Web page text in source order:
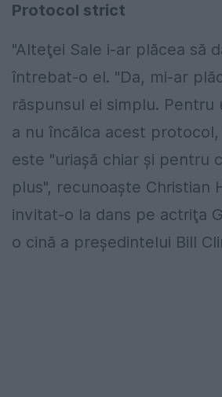
Protocol strict
"Alteţei Sale i-ar plăcea să
întrebat-o el. "Da, mi-ar
răspunsul ei simplu. Pentru
a nu încălca acest
este "uriaşă chiar şi pentru
plus", recunoaşte Christian
invitat-o la dans pe actriţa
o cină a preşedintelui Bill